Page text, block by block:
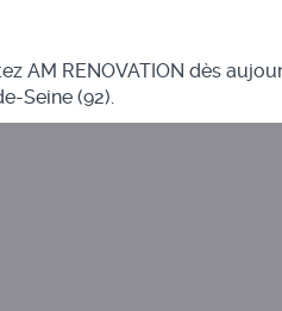
AM RENOVATION dès
Seine (92).